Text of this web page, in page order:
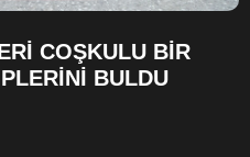
COŞKULU BİR
BULDU